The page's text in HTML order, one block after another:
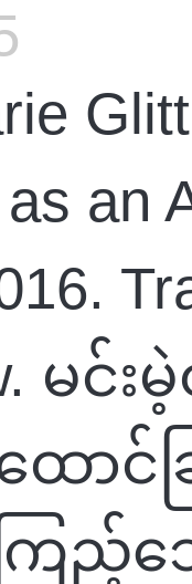
an
မ
ောင်ခ
ည့်သေ